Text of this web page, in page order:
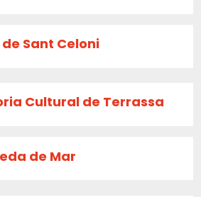
Sant Celoni
Cultural de Terrassa
de Mar